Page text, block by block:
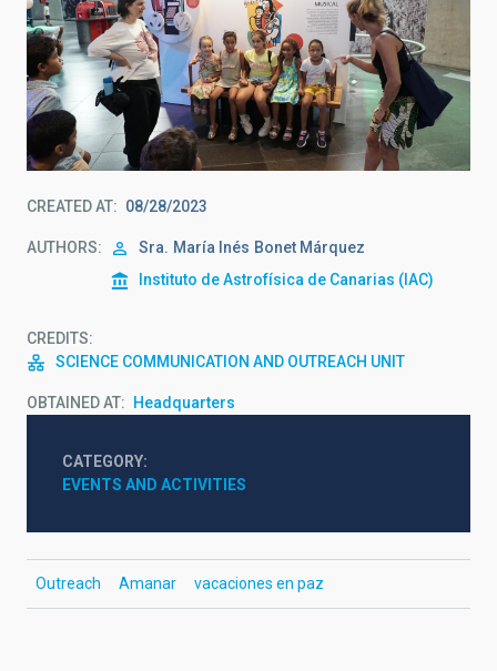
CREATED AT 08/28/2023
AUTHORS Sra. María Inés Bonet Márquez
Instituto de Astrofísica de Canarias (IAC)
CREDITS
SCIENCE COMMUNICATION AND OUTREACH UNIT
OBTAINED AT Headquarters
CATEGORY
EVENTS AND ACTIVITIES
Outreach Amanar vacaciones en paz